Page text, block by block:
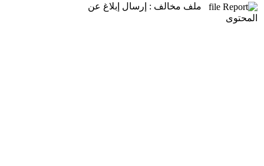
ملف مخالف : إرسال إبلاغ عن
المحتوى